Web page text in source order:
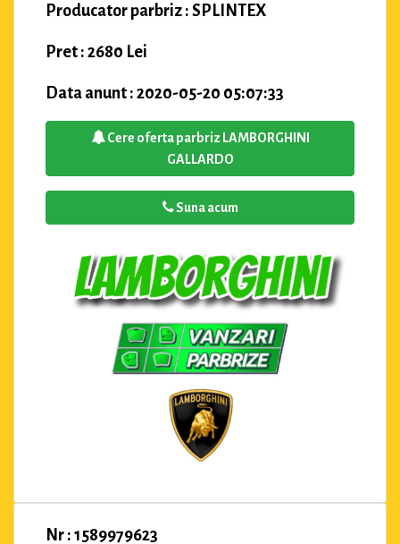
Producator parbriz : SPLINTEX
Pret : 2680 Lei
Data anunt : 2020-05-20 05:07:33
Cere oferta parbriz LAMBORGHINI
GALLARDO
Suna acum
Nr : 1589979623